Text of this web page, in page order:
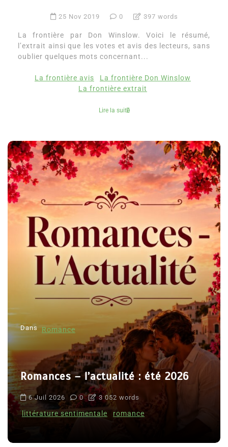
25 Nov 2019 0 397 words
La frontière par Don Winslow. Voici le résumé,
l’extrait ainsi que les votes et avis des lecteurs, sans
oublier quelques mots concernant...
La frontière avis
La frontière Don Winslow
La frontière extrait
Lire la suite
Dans Romance
Romances – l’actualité : été 2026
6 Juil 2026 0 3 052 words
littérature sentimentale romance